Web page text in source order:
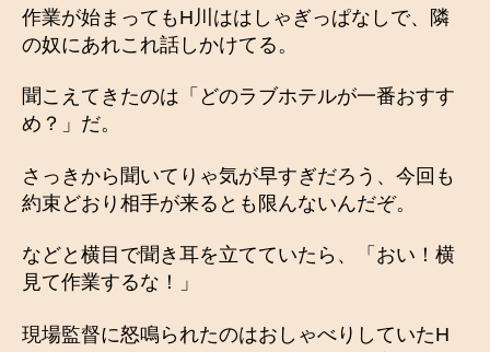
作業が始まってもH川ははしゃぎっぱなしで、隣
の奴にあれこれ話しかけてる。
聞こえてきたのは「どのラブホテルが一番おすす
め？」だ。
さっきから聞いてりゃ気が早すぎだろう、今回も
約束どおり相手が来るとも限んないんだぞ。
などと横目で聞き耳を立てていたら、「おい！横
見て作業するな！」
現場監督に怒鳴られたのはおしゃべりしていたH